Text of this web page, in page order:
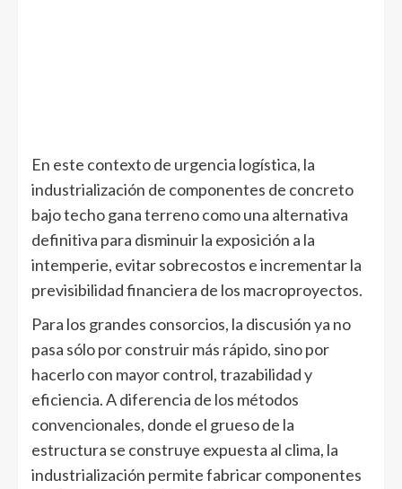
En este contexto de urgencia logística, la
industrialización de componentes de concreto
bajo techo gana terreno como una alternativa
definitiva para disminuir la exposición a la
intemperie, evitar sobrecostos e incrementar la
previsibilidad financiera de los macroproyectos.
Para los grandes consorcios, la discusión ya no
pasa sólo por construir más rápido, sino por
hacerlo con mayor control, trazabilidad y
eficiencia. A diferencia de los métodos
convencionales, donde el grueso de la
estructura se construye expuesta al clima, la
industrialización permite fabricar componentes